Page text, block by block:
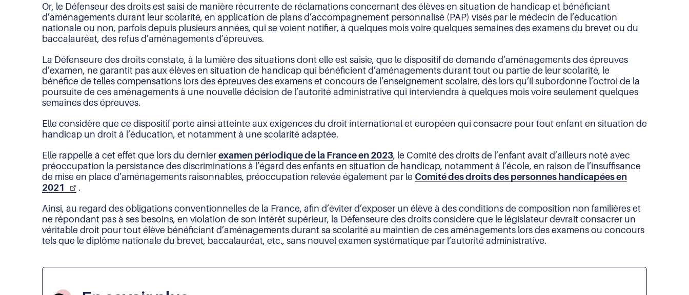
Or, le Défenseur des droits est saisi de manière récurrente de réclamations concernant des élèves en situation de handicap et bénéficiant
d’aménagements durant leur scolarité, en application de plans d’accompagnement personnalisé (PAP) visés par le médecin de l’éducation
nationale ou non, parfois depuis plusieurs années, qui se voient notifier, à quelques mois voire quelques semaines des examens du brevet ou du
baccalauréat, des refus d’aménagements d’épreuves.
La Défenseure des droits constate, à la lumière des situations dont elle est saisie, que le dispositif de demande d’aménagements des épreuves
d’examen, ne garantit pas aux élèves en situation de handicap qui bénéficient d’aménagements durant tout ou partie de leur scolarité, le
bénéfice de telles compensations lors des épreuves des examens et concours de l’enseignement scolaire, dès lors qu’il subordonne l’octroi de la
poursuite de ces aménagements à une nouvelle décision de l’autorité administrative qui interviendra à quelques mois voire seulement quelques
semaines des épreuves.
Elle considère que ce dispositif porte ainsi atteinte aux exigences du droit international et européen qui consacre pour tout enfant en situation de
handicap un droit à l’éducation, et notamment à une scolarité adaptée.
Elle rappelle à cet effet que lors du dernier examen périodique de la France en 2023, le Comité des droits de l’enfant avait d’ailleurs noté avec
préoccupation la persistance des discriminations à l’égard des enfants en situation de handicap, notamment à l’école, en raison de l’insuffisance
de mise en place d’aménagements raisonnables, préoccupation relevée également par le Comité des droits des personnes handicapées en
2021
.
Ainsi, au regard des obligations conventionnelles de la France, afin d’éviter d’exposer un élève à des conditions de composition non familières et
ne répondant pas à ses besoins, en violation de son intérêt supérieur, la Défenseure des droits considère que le législateur devrait consacrer un
véritable droit pour tout élève bénéficiant d’aménagements durant sa scolarité au maintien de ces aménagements lors des examens ou concours
tels que le diplôme nationale du brevet, baccalauréat, etc., sans nouvel examen systématique par l’autorité administrative.